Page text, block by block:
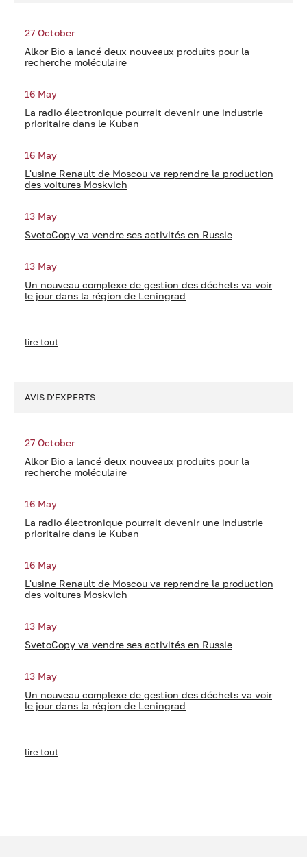
27 October
Alkor Bio a lancé deux nouveaux produits pour la
recherche moléculaire
16 May
La radio électronique pourrait devenir une industrie
prioritaire dans le Kuban
16 May
L'usine Renault de Moscou va reprendre la production
des voitures Moskvich
13 May
SvetoCopy va vendre ses activités en Russie
13 May
Un nouveau complexe de gestion des déchets va voir
le jour dans la région de Leningrad
lire tout
AVIS D'EXPERTS
27 October
Alkor Bio a lancé deux nouveaux produits pour la
recherche moléculaire
16 May
La radio électronique pourrait devenir une industrie
prioritaire dans le Kuban
16 May
L'usine Renault de Moscou va reprendre la production
des voitures Moskvich
13 May
SvetoCopy va vendre ses activités en Russie
13 May
Un nouveau complexe de gestion des déchets va voir
le jour dans la région de Leningrad
lire tout